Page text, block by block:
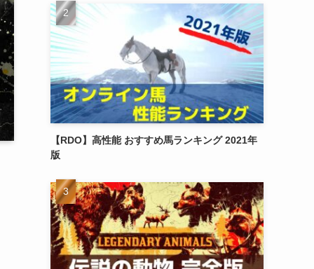
【RDO】高性能 おすすめ馬ランキング 2021年
版